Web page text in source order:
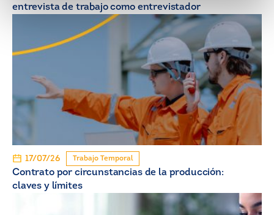
entrevista de trabajo como entrevistador
17/07/26 Trabajo Temporal
Contrato por circunstancias de la producción:
claves y límites